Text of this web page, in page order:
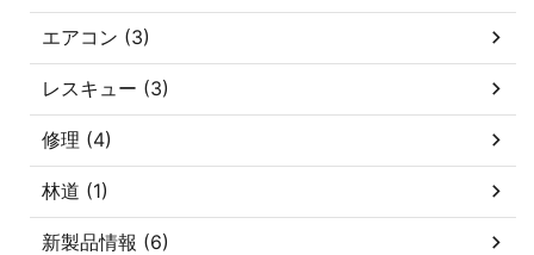
エアコン (3)
レスキュー (3)
修理 (4)
林道 (1)
新製品情報 (6)